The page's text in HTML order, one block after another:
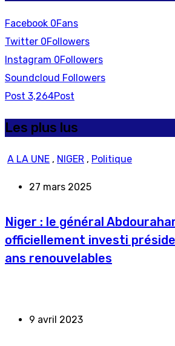
Facebook 0Fans
Twitter 0Followers
Instagram 0Followers
Soundcloud Followers
Post 3,264Post
Les plus lus
A LA UNE , NIGER , Politique
27 mars 2025
Niger : le général
officiellement investi
ans renouvelables
9 avril 2023